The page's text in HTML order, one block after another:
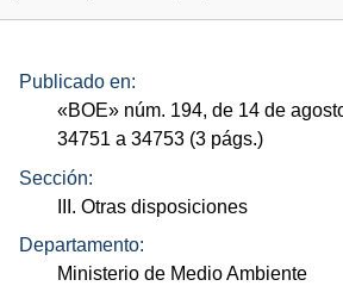
Publicado en:
«BOE» núm. 194, de 14 de
34751 a 34753 (3 págs.)
Sección:
III. Otras disposiciones
Departamento:
Ministerio de Medio Ambiente